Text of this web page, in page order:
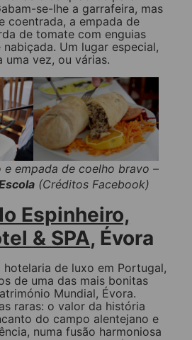
se-lhe a garrafeira, mas
coentrada, a empada de
de tomate com enguias
Um lugar especial,
uma vez, ou várias.
empada de coelho bravo –
(Créditos Facebook)
Espinheiro,
& SPA, Évora
hotelaria de luxo em Portugal,
de uma das mais bonitas
Mundial, Évora.
raras: o valor da história
do campo alentejano e
numa fusão harmoniosa